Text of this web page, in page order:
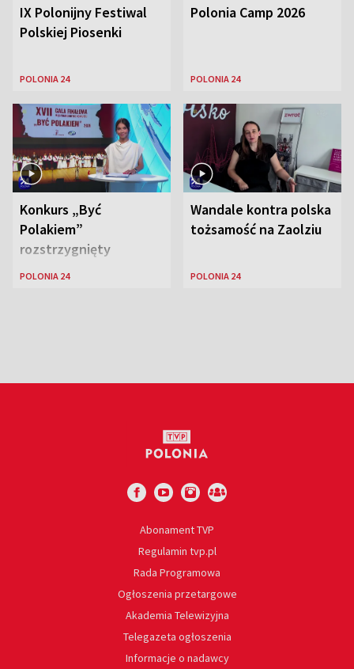
IX Polonijny Festiwal
Polskiej Piosenki
POLONIA 24
Polonia Camp 2026
POLONIA 24
Konkurs „Być
Polakiem”
rozstrzygnięty
POLONIA 24
Wandale kontra polska
tożsamość na Zaolziu
POLONIA 24
Abonament TVP
Regulamin tvp.pl
Rada Programowa
Ogłoszenia przetargowe
Akademia Telewizyjna
Telegazeta ogłoszenia
Informacje o nadawcy